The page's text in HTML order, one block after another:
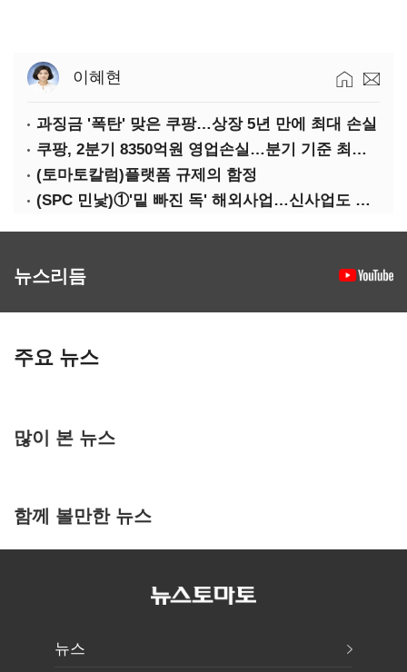
이혜현
과징금 '폭탄' 맞은 쿠팡…상장 5년 만에 최대 손실
쿠팡, 2분기 8350억원 영업손실…분기 기준 최대 적자
(토마토칼럼)플랫폼 규제의 함정
(SPC 민낯)①'밑 빠진 독' 해외사업…신사업도 경고등
뉴스리듬
주요 뉴스
많이 본 뉴스
함께 볼만한 뉴스
뉴스